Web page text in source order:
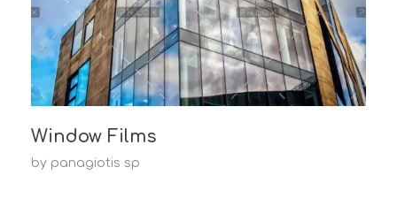
Window Films
by panagiotis sp